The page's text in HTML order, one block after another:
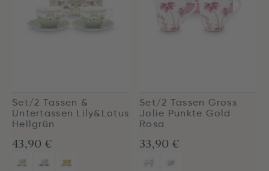
Set/2 Tassen &
Untertassen Lily&Lotus
Hellgrün
43,90 €
Set/2 Tassen Gross
Jolie Punkte Gold
Rosa
33,90 €